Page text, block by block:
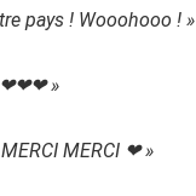
pays ! Wooohooo ! »
»
MERCI ❤ »